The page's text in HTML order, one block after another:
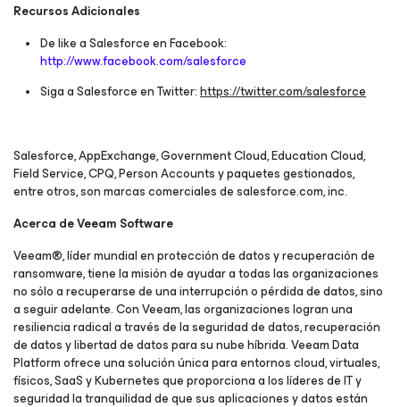
Recursos Adicionales
De like a Salesforce en Facebook:
http://www.facebook.com/salesforce
Siga a Salesforce en Twitter:https://twitter.com/salesforce
Salesforce, AppExchange, Government Cloud, Education Cloud,
Field Service, CPQ, Person Accounts y paquetes gestionados,
entre otros, son marcas comerciales de salesforce.com, inc.
Acerca de Veeam Software
Veeam®, líder mundial en protección de datos y recuperación de
ransomware, tiene la misión de ayudar a todas las organizaciones
no sólo a recuperarse de una interrupción o pérdida de datos, sino
a seguir adelante. Con Veeam, las organizaciones logran una
resiliencia radical a través de la seguridad de datos, recuperación
de datos y libertad de datos para su nube híbrida. Veeam Data
Platform ofrece una solución única para entornos cloud, virtuales,
físicos, SaaS y Kubernetes que proporciona a los líderes de IT y
seguridad la tranquilidad de que sus aplicaciones y datos están